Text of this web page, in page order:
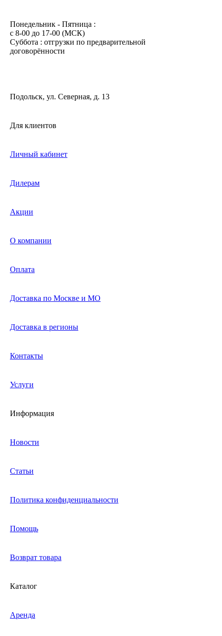
Понедельник - Пятница :
c 8-00 до 17-00 (МСК)
Суббота : отгрузки по предварительной
договорённости
Подольск, ул. Северная, д. 13
Для клиентов
Личный кабинет
Дилерам
Акции
О компании
Оплата
Доставка по Москве и МО
Доставка в регионы
Контакты
Услуги
Информация
Новости
Статьи
Политика конфиденциальности
Помощь
Возврат товара
Каталог
Аренда